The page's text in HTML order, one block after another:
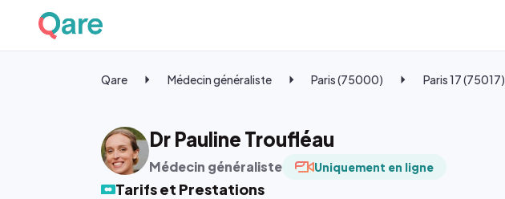
Qare Médecin généraliste Paris (75000) Paris 17 (75017)
Dr Pauline Troufléau
Médecin généraliste Uniquement en ligne
Tarifs et Prestations